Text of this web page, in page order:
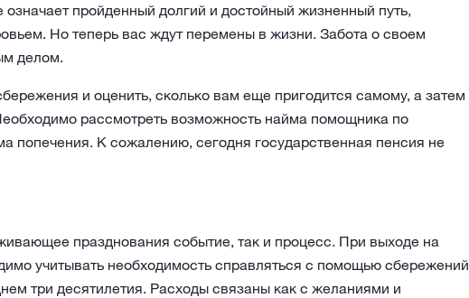
пройденный долгий и достойный жизненный путь,
Но теперь вас ждут перемены в жизни. Забота о своем
делом.
и оценить, сколько вам еще пригодится самому, а затем
рассмотреть возможность найма помощника по
попечения. К сожалению, сегодня государственная пенсия не
празднования событие, так и процесс. При выходе на
учитывать необходимость справляться с помощью сбережений
три десятилетия. Расходы связаны как с желаниями и